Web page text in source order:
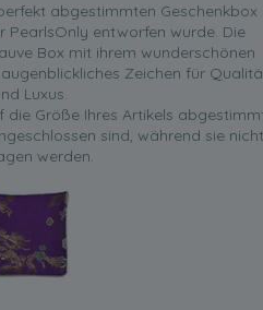
abgestimmten Geschenkbox
PearlsOnly entworfen wurde. Die
Box mit ihrem wunderschönen
Zeichen für
Luxus.
Größe Ihres Artikels
sind, während sie nicht
werden.